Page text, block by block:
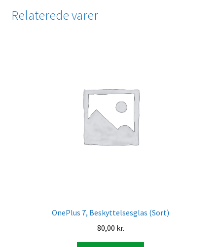
Relaterede varer
OnePlus 7, Beskyttelsesglas (Sort)
80,00 kr.